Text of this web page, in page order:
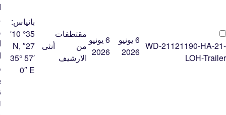
WD-21121190-HA-21-
LOH-Trailer
6 يونيو
2026
6 يونيو
2026
مقتطفات
من
الارشيف
أنثى
بانياس:
35° 10′
27″ N,
35° 57′
0″ E